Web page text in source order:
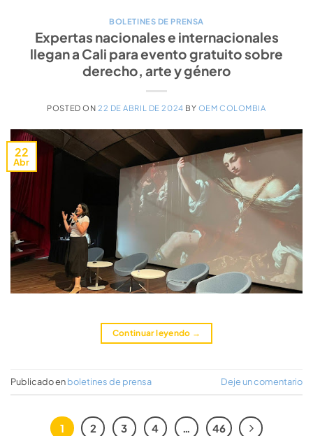
BOLETINES DE PRENSA
Expertas nacionales e internacionales
llegan a Cali para evento gratuito sobre
derecho, arte y género
POSTED ON 22 DE ABRIL DE 2024 BY OEM COLOMBIA
22
Abr
Continuar leyendo →
Publicado enboletines de prensa Deje un comentario
1 2 3 4 46